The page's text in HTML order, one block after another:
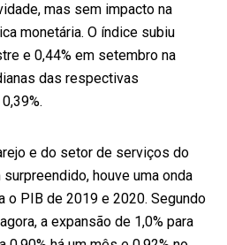
mas sem impacto na
monetária. O índice subiu
e 0,44% em setembro na
das respectivas
e do setor de serviços do
houve uma onda
o PIB de 2019 e 2020. Segundo
a expansão de 1,0% para